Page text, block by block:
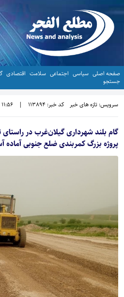
صفحه اصلی سیاسی اجتماعی سلامت اقتصادی
جستجو
سرویس: تازه های خبر کد خبر: 113894 |
11:56 - 1405/02/27
گام بلند شهرداری گیلان‌غرب در
پروژه بزرگ کمربندی ضلع جنوبی